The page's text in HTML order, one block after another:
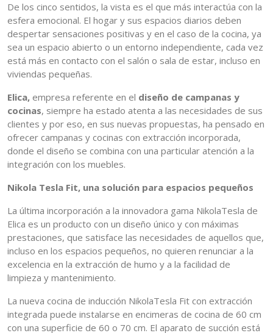
De los cinco sentidos, la vista es el que más interactúa con la
esfera emocional. El hogar y sus espacios diarios deben
despertar sensaciones positivas y en el caso de la cocina, ya
sea un espacio abierto o un entorno independiente, cada vez
está más en contacto con el salón o sala de estar, incluso en
viviendas pequeñas.
Elica, empresa referente en el diseño de campanas y
cocinas, siempre ha estado atenta a las necesidades de sus
clientes y por eso, en sus nuevas propuestas, ha pensado en
ofrecer campanas y cocinas con extracción incorporada,
donde el diseño se combina con una particular atención a la
integración con los muebles.
Nikola Tesla Fit, una solución para espacios pequeños
La última incorporación a la innovadora gama NikolaTesla de
Elica es un producto con un diseño único y con máximas
prestaciones, que satisface las necesidades de aquellos que,
incluso en los espacios pequeños, no quieren renunciar a la
excelencia en la extracción de humo y a la facilidad de
limpieza y mantenimiento.
La nueva cocina de inducción NikolaTesla Fit con extracción
integrada puede instalarse en encimeras de cocina de 60 cm
con una superficie de 60 o 70 cm. El aparato de succión está